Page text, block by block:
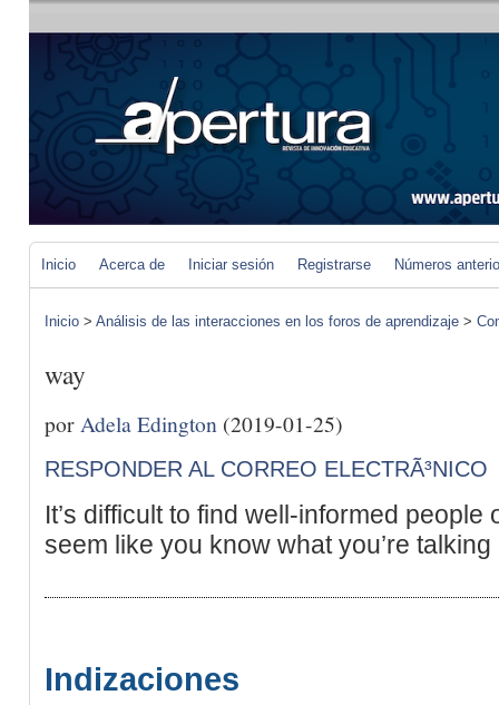
Inicio Acerca de Iniciar sesión Registrarse Números
Inicio > Análisis de las interacciones en los foros de aprendizaje >
way
por Adela Edington (2019-01-25)
RESPONDER AL CORREO ELECTRÃ³NICO
It’s difficult to find well-informed
seem like you know what you’re
Indizaciones